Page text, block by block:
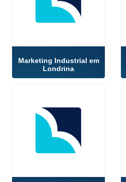
Marketing Industrial em
Londrina